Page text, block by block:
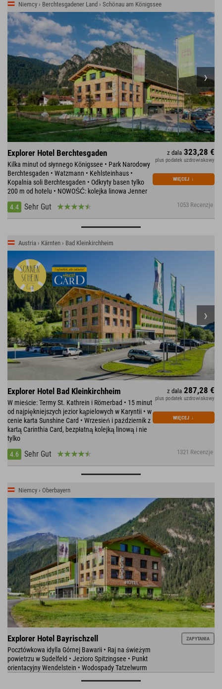
Niemcy › Berchtesgadener Land › Schönau am Königssee
Explorer Hotel Berchtesgaden
Kilka minut od słynnego Königssee • Park Narodowy
Berchtesgaden • Watzmann • Kehlsteinhaus •
Kopalnia soli Berchtesgaden • Odkryty basen tylko
200 m od hotelu • NOWOŚĆ: kolejka linowa Jenner
4.4
Sehr Gut 1053 Recenzje
z dala 323,28 €
plus podatek uzdrowiskowy
WIĘCEJ ↓
Austria › Kärnten › Bad Kleinkirchheim
Explorer Hotel Bad Kleinkirchheim
W mieście: Termy St. Kathrein i Römerbad • 15 minut
od najpiękniejszych jezior kąpielowych w Karyntii • w
cenie karta Sunshine Card • Wrzesień i październik z
kartą Carinthia Card, bezpłatną kolejką linową i nie
tylko
4.6
Sehr Gut 1321 Recenzje
z dala 287,28 €
plus podatek uzdrowiskowy
WIĘCEJ ↓
Niemcy › Oberbayern
Explorer Hotel Bayrischzell
Pocztówkowa idylla Górnej Bawarii • Raj na świeżym
powietrzu w Sudelfeld • Jezioro Spitzingsee • Punkt
orientacyjny Wendelstein • Wodospady Tatzelwurm
ZAPYTANIA